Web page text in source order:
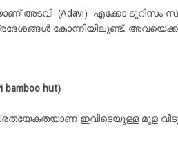
അടവി (Adavi) എക്കോ
കോന്നിയിലുണ്ട്.
hut)
ഇവിടെയുള്ള മുള